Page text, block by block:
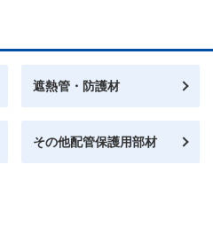
遮熱管・防護材
その他配管保護用部材